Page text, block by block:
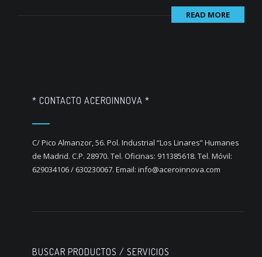
READ MORE
* CONTACTO ACEROINNOVA *
C/ Pico Almanzor, 56. Pol. Industrial “Los Linares” Humanes
de Madrid. C.P. 28970. Tel. Oficinas: 911385618. Tel. Móvil:
629034106 / 630230067. Email: info@aceroinnova.com
BUSCAR PRODUCTOS / SERVICIOS